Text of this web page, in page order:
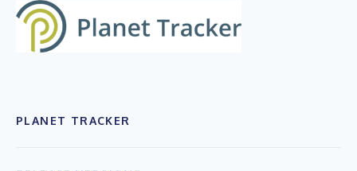
PLANET TRACKER